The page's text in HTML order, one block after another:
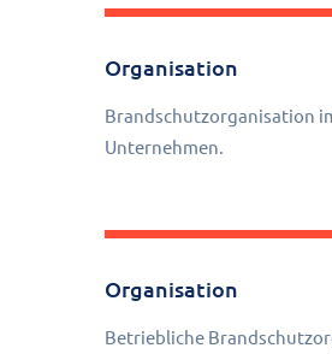
Organisation
Brandschutzorganisation
Unternehmen.
Organisation
Betriebliche